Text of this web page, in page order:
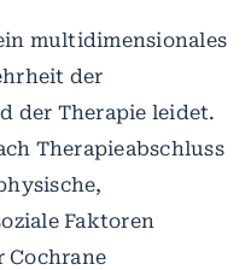
multidimensionales
der
der Therapie leidet.
Therapieabschluss
Faktoren
Cochrane